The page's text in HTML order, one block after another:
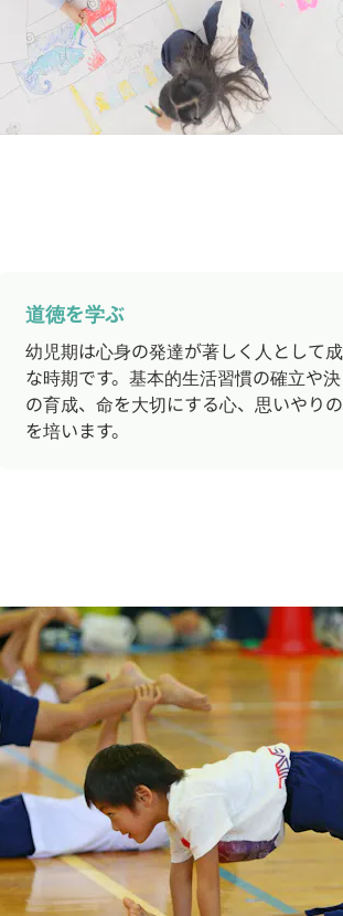
道徳を学ぶ
幼児期は心身の発達が著しく人として
な時期です。基本的生活習慣の確立や
の育成、命を大切にする心、思いやり
を培います。